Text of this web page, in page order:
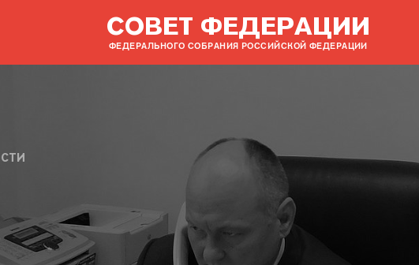
СОВЕТ ФЕДЕРАЦИИ
ФЕДЕРАЛЬНОГО СОБРАНИЯ РОССИЙСКОЙ ФЕДЕРАЦИИ